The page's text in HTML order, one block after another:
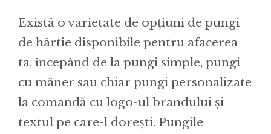
Există o varietate de opțiuni de pungi
de hârtie disponibile pentru afacerea
ta, începând de la pungi simple, pungi
cu mâner sau chiar pungi personalizate
la comandă cu logo-ul brandului și
textul pe care-l dorești. Pungile